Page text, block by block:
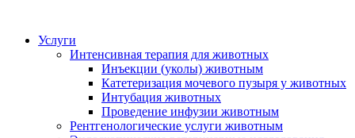
Услуги
Интенсивная терапия для животных
Инъекции (уколы) животным
Катетеризация мочевого пузыря у животных
Интубация животных
Проведение инфузии животным
Рентгенологические услуги животным